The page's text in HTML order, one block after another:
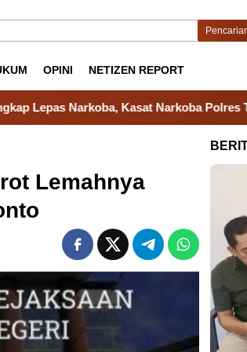
OPINI NETIZEN REPORT
Narkoba Polres Takalar: Itu Hoax
Lemahnya